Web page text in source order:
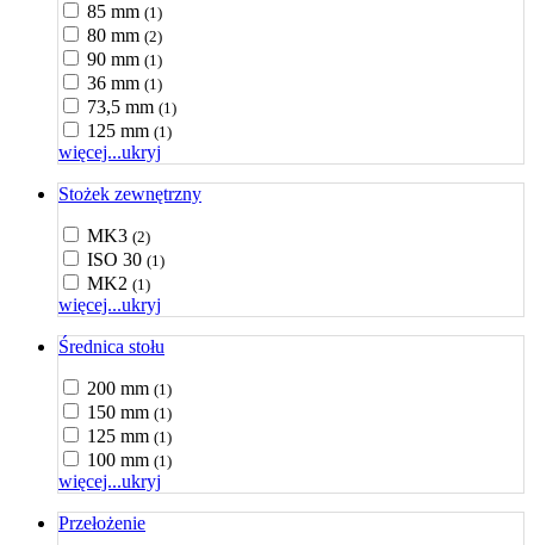
85 mm (1)
80 mm (2)
90 mm (1)
36 mm (1)
73,5 mm (1)
125 mm (1)
więcej...ukryj
Stożek zewnętrzny
MK3 (2)
ISO 30 (1)
MK2 (1)
więcej...ukryj
Średnica stołu
200 mm (1)
150 mm (1)
125 mm (1)
100 mm (1)
więcej...ukryj
Przełożenie